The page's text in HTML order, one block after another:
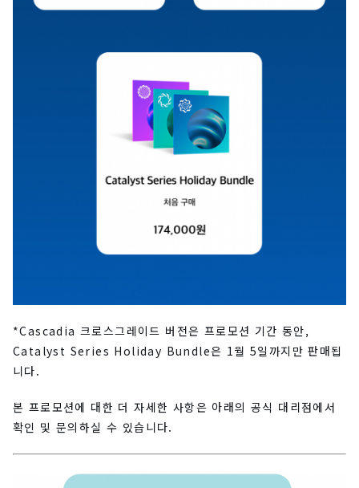
*Cascadia 크로스그레이드 버전은 프로모션 기간 동안,
Catalyst Series Holiday Bundle은 1월 5일까지만 판매됩
니다.
본 프로모션에 대한 더 자세한 사항은 아래의 공식 대리점에서
확인 및 문의하실 수 있습니다.